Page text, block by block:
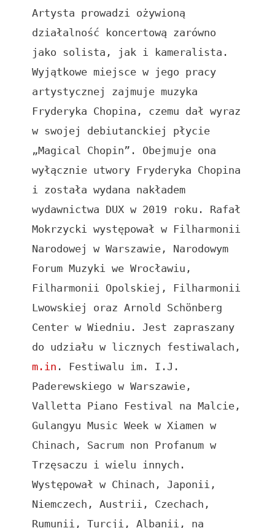
Artysta prowadzi ożywioną
działalność koncertową zarówno
jako solista, jak i kameralista.
Wyjątkowe miejsce w jego pracy
artystycznej zajmuje muzyka
Fryderyka Chopina, czemu dał wyraz
w swojej debiutanckiej płycie
„Magical Chopin”. Obejmuje ona
wyłącznie utwory Fryderyka Chopina
i została wydana nakładem
wydawnictwa DUX w 2019 roku. Rafał
Mokrzycki występował w Filharmonii
Narodowej w Warszawie, Narodowym
Forum Muzyki we Wrocławiu,
Filharmonii Opolskiej, Filharmonii
Lwowskiej oraz Arnold Schönberg
Center w Wiedniu. Jest zapraszany
m.in . Festiwalu im. I.J.
Paderewskiego w Warszawie,
Valletta Piano Festival na Malcie,
Gulangyu Music Week w Xiamen w
Chinach, Sacrum non Profanum w
Trzęsaczu i wielu innych.
Występował w Chinach, Japonii,
Niemczech, Austrii, Czechach,
Rumunii, Turcji, Albanii, na